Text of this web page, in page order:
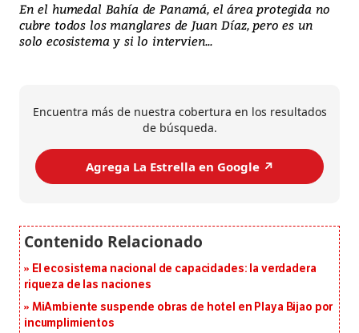
En el humedal Bahía de Panamá, el área protegida no
cubre todos los manglares de Juan Díaz, pero es un
solo ecosistema y si lo intervien...
Encuentra más de nuestra cobertura en los resultados
de búsqueda.
Agrega La Estrella en Google ↗️
El ecosistema nacional de capacidades: la verdadera
riqueza de las naciones
MiAmbiente suspende obras de hotel en Playa Bijao por
incumplimientos